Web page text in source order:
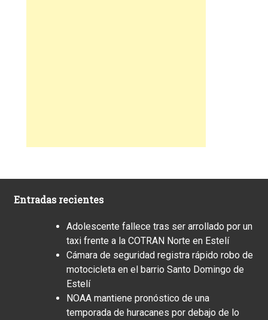
Entradas recientes
Adolescente fallece tras ser arrollado por un
taxi frente a la COTRAN Norte en Estelí
Cámara de seguridad registra rápido robo de
motocicleta en el barrio Santo Domingo de
Estelí
NOAA mantiene pronóstico de una
temporada de huracanes por debajo de lo